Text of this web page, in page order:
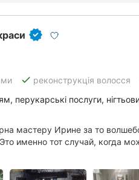
done реконструкція волосся
перукарські послуги,
мастеру Ирине за то
именно тот случай, когда